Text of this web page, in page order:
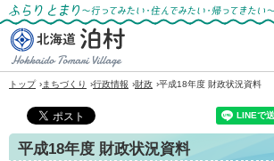
ふらりとまり～行ってみたい・住んでみた
い・帰ってきたい～
北海道 泊村
Village
トップ ›まちづくり ›行政情報 ›財政 ›平成18年度 財政状況資料
平成18年度 財政状況資料